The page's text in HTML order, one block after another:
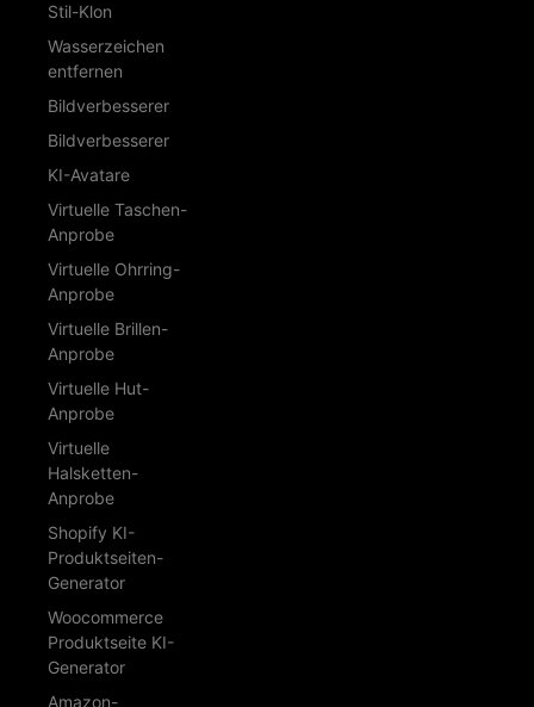
Stil-Klon
Wasserzeichen
entfernen
Bildverbesserer
Bildverbesserer
KI-Avatare
Virtuelle Taschen-
Anprobe
Virtuelle Ohrring-
Anprobe
Virtuelle Brillen-
Anprobe
Virtuelle Hut-
Anprobe
Virtuelle
Halsketten-
Anprobe
Shopify KI-
Produktseiten-
Generator
Woocommerce
Produktseite KI-
Generator
Amazon-